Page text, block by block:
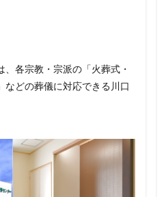
各宗教・宗派の「火葬式・
などの葬儀に対応できる川口